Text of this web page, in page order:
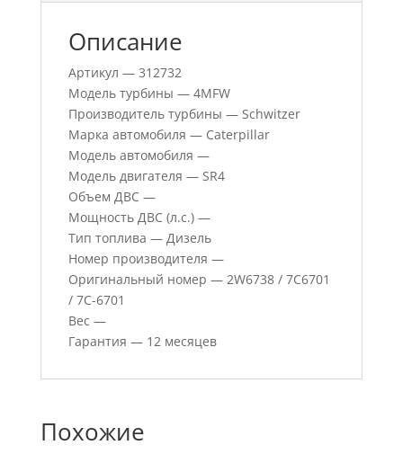
Описание
Артикул — 312732
Модель турбины — 4MFW
Производитель турбины — Schwitzer
Марка автомобиля — Caterpillar
Модель автомобиля —
Модель двигателя — SR4
Объем ДВС —
Мощность ДВС (л.с.) —
Тип топлива — Дизель
Номер производителя —
Оригинальный номер — 2W6738 / 7C6701
/ 7C-6701
Вес —
Гарантия — 12 месяцев
Похожие